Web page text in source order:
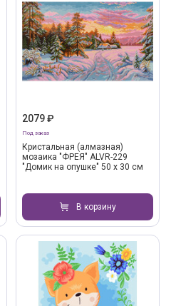
2079 ₽
Под заказ
Кристальная (алмазная)
мозаика "ФРЕЯ" ALVR-229
"Домик на опушке" 50 х 30 см
В корзину